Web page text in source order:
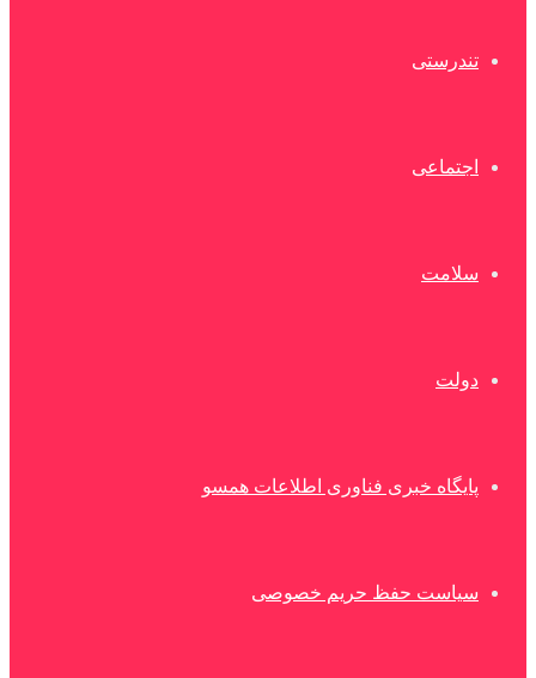
تندرستی
اجتماعی
سلامت
دولت
پایگاه خبری فناوری اطلاعات همسو
سیاست حفظ حریم خصوصی